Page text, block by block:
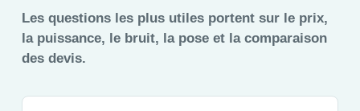
Les questions les plus utiles portent sur le prix,
la puissance, le bruit, la pose et la comparaison
des devis.